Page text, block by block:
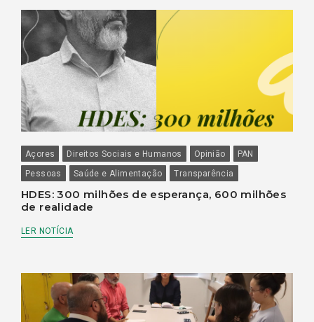
Açores Direitos Sociais e Humanos Opinião
PAN
Pessoas
Saúde e Alimentação Transparência
HDES: 300 milhões de esperança, 600 milhões
de realidade
LER NOTÍCIA